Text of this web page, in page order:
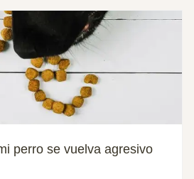
perro se vuelva agresivo